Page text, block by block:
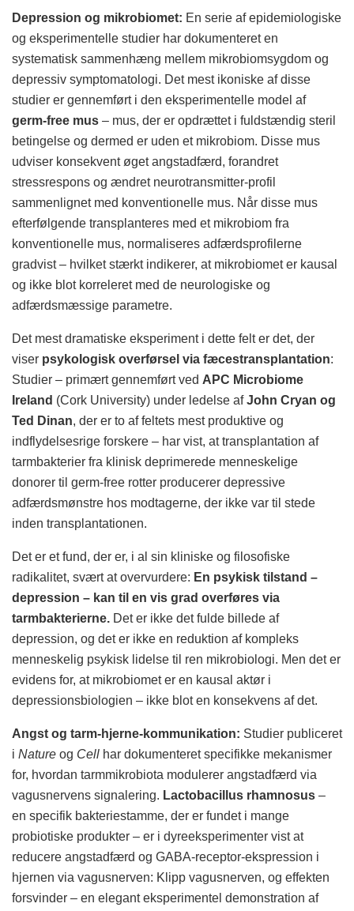
Depression og mikrobiomet: En serie af epidemiologiske
og eksperimentelle studier har dokumenteret en
systematisk sammenhæng mellem mikrobiomsygdom og
depressiv symptomatologi. Det mest ikoniske af disse
studier er gennemført i den eksperimentelle model af
germ-free mus – mus, der er opdrættet i fuldstændig steril
betingelse og dermed er uden et mikrobiom. Disse mus
udviser konsekvent øget angstadfærd, forandret
stressrespons og ændret neurotransmitter-profil
sammenlignet med konventionelle mus. Når disse mus
efterfølgende transplanteres med et mikrobiom fra
konventionelle mus, normaliseres adfærdsprofilerne
gradvist – hvilket stærkt indikerer, at mikrobiomet er kausal
og ikke blot korreleret med de neurologiske og
adfærdsmæssige parametre.
Det mest dramatiske eksperiment i dette felt er det, der
viser psykologisk overførsel via fæcestransplantation:
Studier – primært gennemført ved APC Microbiome
Ireland (Cork University) under ledelse afJohn Cryan og
Ted Dinan, der er to af feltets mest produktive og
indflydelsesrige forskere – har vist, at transplantation af
tarmbakterier fra klinisk deprimerede menneskelige
donorer til germ-free rotter producerer depressive
adfærdsmønstre hos modtagerne, der ikke var til stede
inden transplantationen.
Det er et fund, der er, i al sin kliniske og filosofiske
radikalitet, svært at overvurdere: En psykisk tilstand –
depression – kan til en vis grad overføres via
tarmbakterierne. Det er ikke det fulde billede af
depression, og det er ikke en reduktion af kompleks
menneskelig psykisk lidelse til ren mikrobiologi. Men det er
evidens for, at mikrobiomet er en kausal aktør i
depressionsbiologien – ikke blot en konsekvens af det.
Angst og tarm-hjerne-kommunikation: Studier publiceret
i Nature og Cell har dokumenteret specifikke mekanismer
for, hvordan tarmmikrobiota modulerer angstadfærd via
vagusnervens signalering. Lactobacillus rhamnosus –
en specifik bakteriestamme, der er fundet i mange
probiotiske produkter – er i dyreeksperimenter vist at
reducere angstadfærd og GABA-receptor-ekspression i
hjernen via vagusnerven: Klipp vagusnerven, og effekten
forsvinder – en elegant eksperimentel demonstration af